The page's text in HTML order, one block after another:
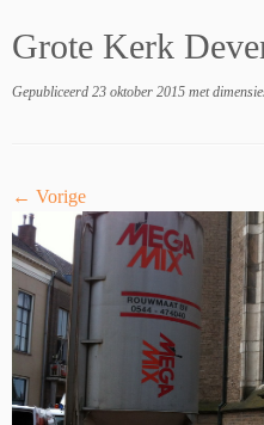
Grote Kerk
Gepubliceerd 23 oktober 2015 met
← Vorige